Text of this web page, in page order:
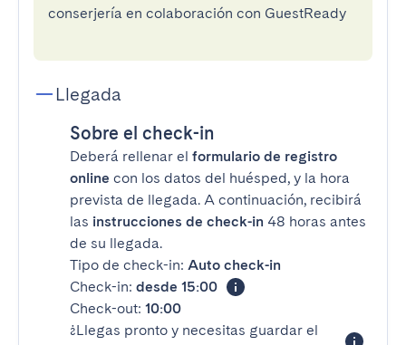
conserjería en colaboración con GuestReady
Llegada
Sobre el check-in
Deberá rellenar el formulario de registro
online con los datos del huésped, y la hora
prevista de llegada. A continuación, recibirá
las instrucciones de check-in 48 horas antes
de su llegada.
Tipo de check-in: Auto check-in
Check-in: desde 15:00
Check-out: 10:00
¿Llegas pronto y necesitas guardar el